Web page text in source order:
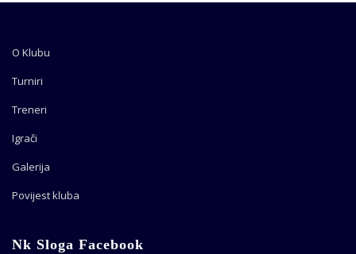
O Klubu
Turniri
Treneri
Igrači
Galerija
Povijest kluba
Nk Sloga Facebook